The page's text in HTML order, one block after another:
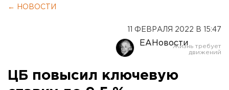
← НОВОСТИ
11 ФЕВРАЛЯ 2022 В 15:47
ЕАНовости
ЦБ повысил ключевую